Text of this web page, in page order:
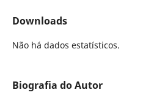
Downloads
Não há dados estatísticos.
Biografia do Autor